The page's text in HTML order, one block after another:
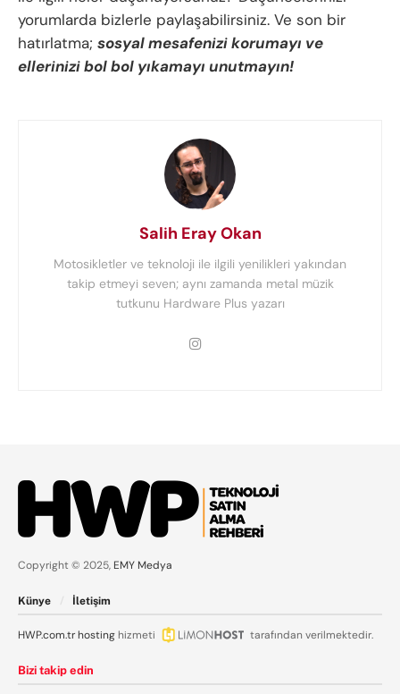
yorumlarda bizlerle paylaşabilirsiniz. Ve son bir
hatırlatma; sosyal mesafenizi korumayı ve
ellerinizi bol bol yıkamayı unutmayın!
Salih Eray Okan
Motosikletler ve teknoloji ile ilgili yenilikleri yakından
takip etmeyi seven; aynı zamanda metal müzik
tutkunu Hardware Plus yazarı
Copyright © 2025, EMY Medya
Künye İletişim
HWP.com.trhosting hizmeti tarafından verilmektedir.
Bizi takip edin